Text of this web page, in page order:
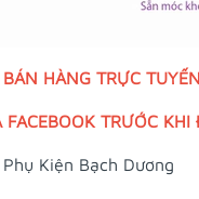
HÀNG TRỰC TUYẾN
TRƯỚC KHI
Kiện Bạch Dương